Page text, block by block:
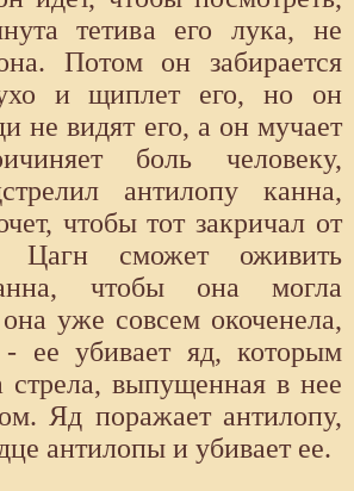
тетива его лука, не
Потом он забирается
и щиплет его, но он
не видят его, а он мучает
боль человеку,
антилопу канна,
чтобы тот закричал от
Цагн сможет оживить
чтобы она могла
уже совсем окоченела,
ее убивает яд, которым
стрела, выпущенная в нее
Яд поражает антилопу,
антилопы и убивает ее.